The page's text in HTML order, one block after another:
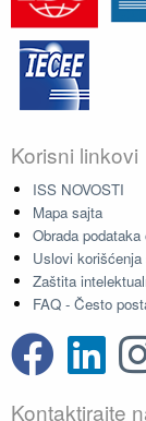
Korisni linkovi
ISS NOVOSTI
Mapa sajta
Obrada
Uslovi
Zaštita
FAQ - Često
Kontaktirajte